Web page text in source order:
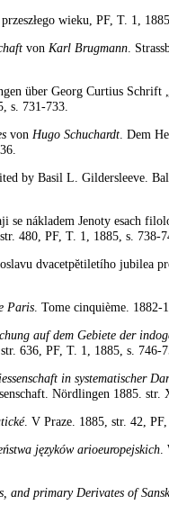
wieku, PF, T. 1,
von Karl Brugmann.
über Georg Curtius
s. 731-733.
von Hugo Schuchardt. Dem
by Basil L. Gildersleeve.
se nákladem Jenoty esach
480, PF, T. 1, 1885, s. 738-
dvacetpĕtiletího jubilea
Paris. Tome cinquième. 1882-
auf dem Gebiete der
636, PF, T. 1, 1885, s. 746-
in systematischer
Nördlingen 1885.
. V Praze. 1885, str. 42,
języków arioeuropejskich.
and primary Derivates of